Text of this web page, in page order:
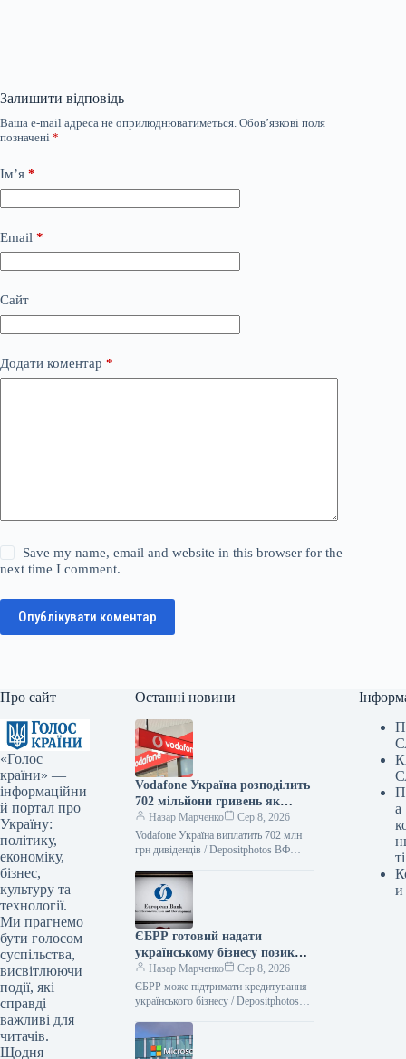
Залишити відповідь
Ваша e-mail адреса не оприлюднюватиметься. Обов’язкові поля
позначені *
Ім’я *
Email *
Сайт
Додати коментар *
Save my name, email and website in this browser for the
next time I comment.
Опублікувати коментар
Про сайт
«Голос
країни» —
інформаційни
й портал про
Україну:
політику,
економіку,
бізнес,
культуру та
технології.
Ми прагнемо
бути голосом
суспільства,
висвітлюючи
події, які
справді
важливі для
читачів.
Щодня —
Останні новини
Vodafone Україна розподілить
702 мільйони гривень як
дивіденди — Delo.ua
Назар Марченко
Сер 8, 2026
Vodafone Україна виплатить 702 млн
грн дивідендів / Depositphotos ВФ
маркою Vodafone Україна, розподілить
між…
ЄБРР готовий надати
українському бізнесу позики
на 300 мільйонів євро —
Delo.ua
Назар Марченко
Сер 8, 2026
ЄБРР може підтримати кредитування
українського бізнесу / Depositphotos
розвитку розглядає два проєкти для
ПроКредит Банку загальним
а
ті
и